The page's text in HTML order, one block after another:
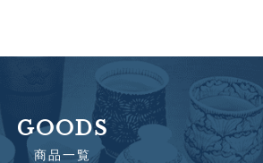
GOODS
商品一覧